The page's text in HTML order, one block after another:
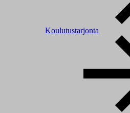
Koulutustarjonta